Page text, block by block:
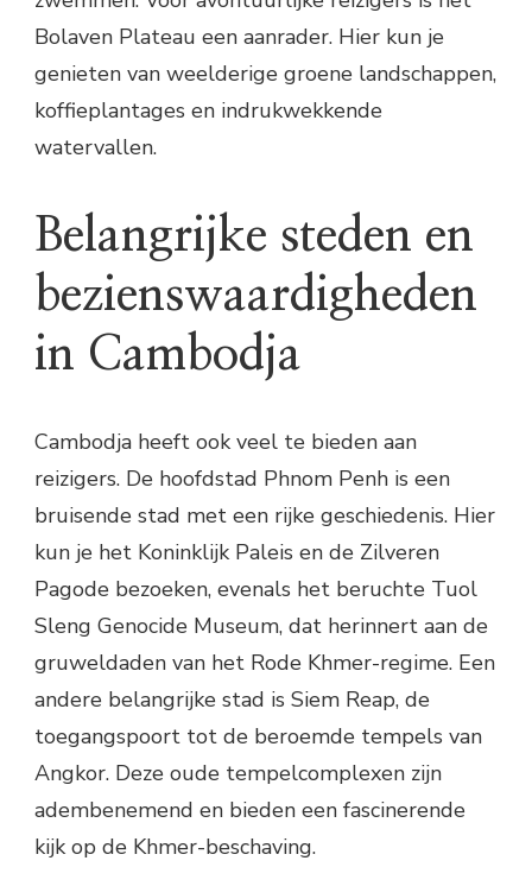
Bolaven Plateau een aanrader. Hier kun je
genieten van weelderige groene landschappen,
koffieplantages en indrukwekkende
watervallen.
Belangrijke steden en
bezienswaardigheden
in Cambodja
Cambodja heeft ook veel te bieden aan
reizigers. De hoofdstad Phnom Penh is een
bruisende stad met een rijke geschiedenis. Hier
kun je het Koninklijk Paleis en de Zilveren
Pagode bezoeken, evenals het beruchte Tuol
Sleng Genocide Museum, dat herinnert aan de
gruweldaden van het Rode Khmer-regime. Een
andere belangrijke stad is Siem Reap, de
toegangspoort tot de beroemde tempels van
Angkor. Deze oude tempelcomplexen zijn
adembenemend en bieden een fascinerende
kijk op de Khmer-beschaving.